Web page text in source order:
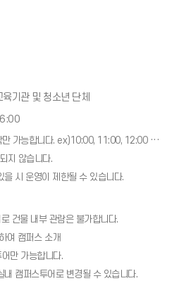
기관 및 청소년 단체
가능합니다. ex)10:00, 11:00, 12:00 ···
지 않습니다.
을 시 운영이 제한될 수 있습니다.
건물 내부 관람은 불가합니다.
여 캠퍼스 소개
만 가능합니다.
내 캠퍼스투어로 변경될 수 있습니다.